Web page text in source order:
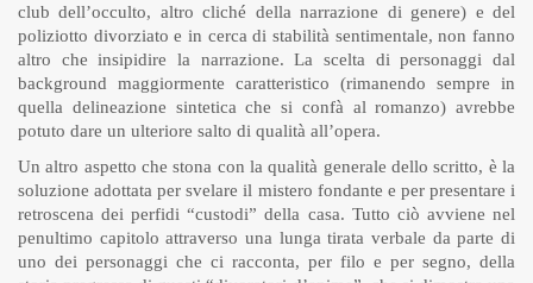
club dell’occulto, altro cliché della narrazione di genere) e del
poliziotto divorziato e in cerca di stabilità sentimentale, non fanno
altro che insipidire la narrazione. La scelta di personaggi dal
background maggiormente caratteristico (rimanendo sempre in
quella delineazione sintetica che si confà al romanzo) avrebbe
potuto dare un ulteriore salto di qualità all’opera.
Un altro aspetto che stona con la qualità generale dello scritto, è la
soluzione adottata per svelare il mistero fondante e per presentare i
retroscena dei perfidi “custodi” della casa. Tutto ciò avviene nel
penultimo capitolo attraverso una lunga tirata verbale da parte di
uno dei personaggi che ci racconta, per filo e per segno, della